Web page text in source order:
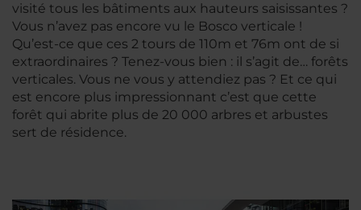
visité tous les bâtiments aux hauteurs saisissantes ?
Vous n’avez pas encore vu le Bosco verticale !
Qu’est-ce que ces 2 tours de 110m et 76m ont de si
extraordinaires ? Tenez-vous bien : il s’agit de… forêts
verticales. Vous ne vous y attendiez pas ? Et ce qui
est encore plus impressionnant c’est que cette
forêt qui abrite plus de 20 000 arbres et arbustes
sert de résidence.